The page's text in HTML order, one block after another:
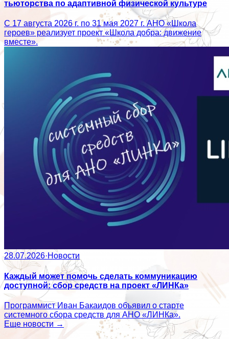
тьюторства по адаптивной физической культуре
С 17 августа 2026 г. по 31 мая 2027 г. АНО «Школа
героев» реализует проект «Школа добра: движение
вместе».
28.07.2026·Новости
Каждый может помочь сделать коммуникацию
доступной: сбор средств на проект «ЛИНКа»
Программист Иван Бакаидов объявил о старте
системного сбора средств для АНО «ЛИНКа».
Еще новости →